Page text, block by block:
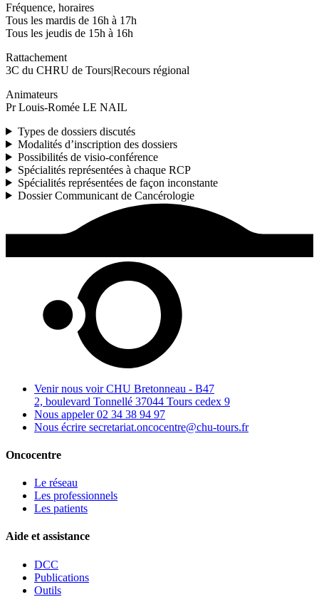
Fréquence, horaires
Tous les mardis de 16h à 17h
Tous les jeudis de 15h à 16h
Rattachement
3C du CHRU de Tours|Recours régional
Animateurs
Pr Louis-Romée LE NAIL
Types de dossiers discutés
Modalités d’inscription des dossiers
Possibilités de visio-conférence
Spécialités représentées à chaque RCP
Spécialités représentées de façon inconstante
Dossier Communicant de Cancérologie
Venir nous voir CHU Bretonneau - B47
2, boulevard Tonnellé 37044 Tours cedex 9
Nous appeler 02 34 38 94 97
Nous écrire secretariat.oncocentre@chu-tours.fr
Oncocentre
Le réseau
Les professionnels
Les patients
Aide et assistance
DCC
Publications
Outils